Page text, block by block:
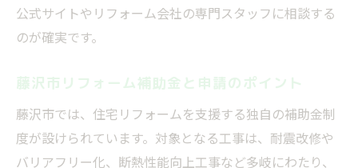
公式サイトやリフォーム会社の専門スタッフに相談する
のが確実です。
藤沢市リフォーム補助金と申請のポイント
藤沢市では、住宅リフォームを支援する独自の補助金制
度が設けられています。対象となる工事は、耐震改修や
バリアフリー化、断熱性能向上工事など多岐にわたり、